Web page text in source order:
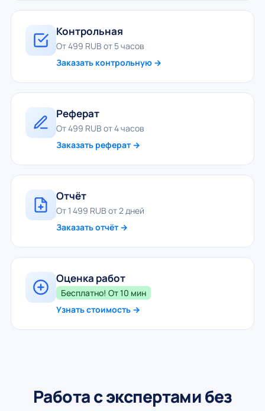
Контрольная
От 499 RUB от 5 часов
Заказать контрольную →
Реферат
От 499 RUB от 4 часов
Заказать реферат →
Отчёт
От 1 499 RUB от 2 дней
Заказать отчёт →
Оценка работ
Бесплатно! От 10 мин
Узнать стоимость →
Работа с экспертами без